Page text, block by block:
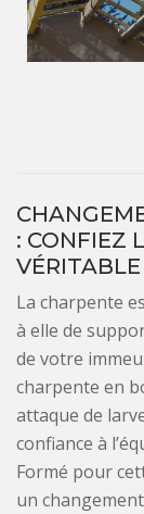
: CONFIEZ
La charpente
à elle de
de votre
charpente en
attaque de
confiance à
Formé pour
un